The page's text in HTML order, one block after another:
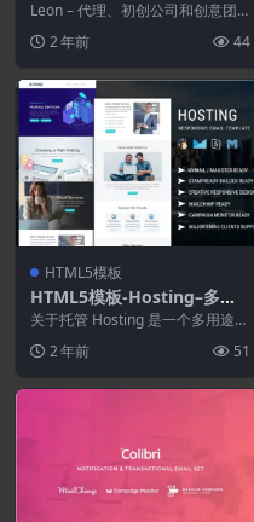
的响应式电子邮件模板
Leon – 代理、初创公司和创意团
的启动和服务的...
2 年前 44
HTML5模板
HTML5模板-Hosting–多用
途响应式电子邮件模板
关于托管 Hosting 是一个多用途的
类型的主机...
2 年前 51